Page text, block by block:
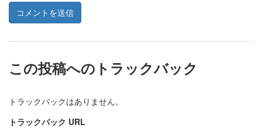
この投稿へのトラックバック
トラックバックはありません。
トラックバック URL